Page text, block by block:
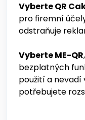
Vyberte QR
pro firemní
odstraňuje
Vyberte ME-QR
bezplatných
použití a
potřebujete